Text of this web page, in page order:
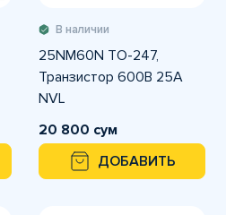
В наличии
25NM60N TO-247,
Транзистор 600В 25А
NVL
20 800 сум
ДОБАВИТЬ